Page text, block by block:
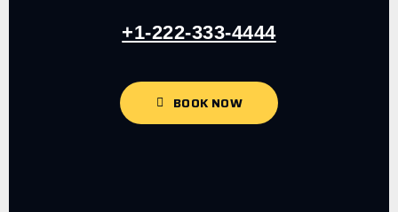
+1-222-333-4444
BOOK NOW